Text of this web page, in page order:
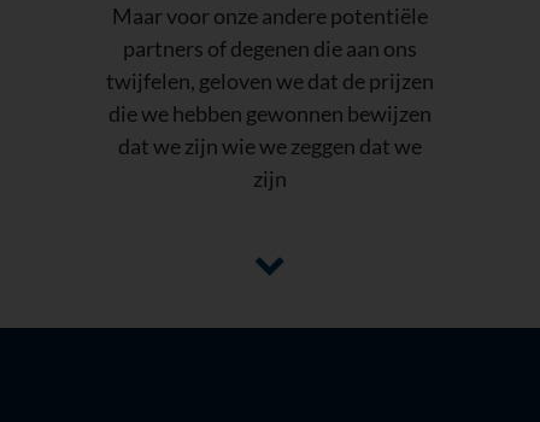
Maar voor onze andere potentiële
partners of degenen die aan ons
twijfelen, geloven we dat de prijzen
die we hebben gewonnen bewijzen
dat we zijn wie we zeggen dat we
zijn